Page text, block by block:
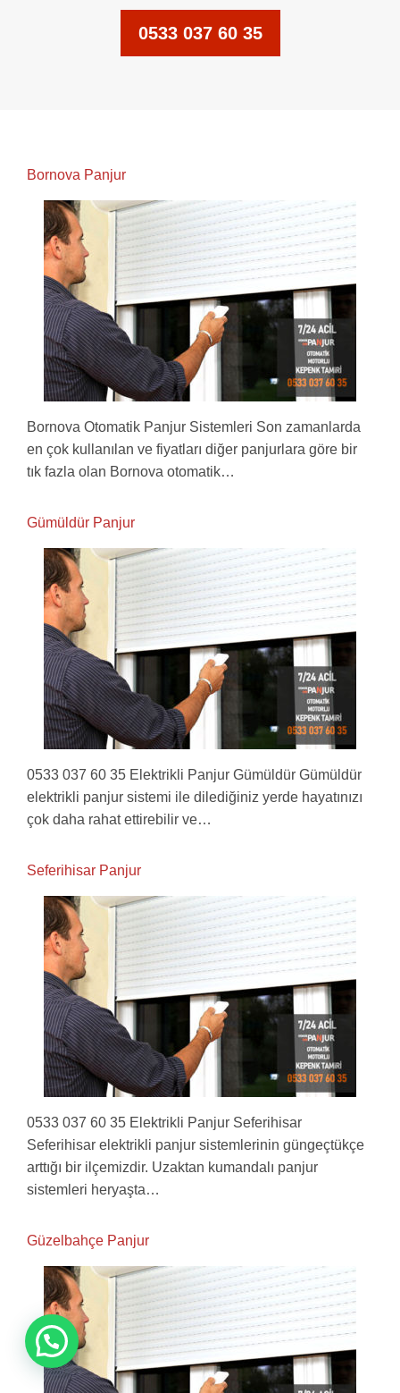
0533 037 60 35
Bornova Panjur
Bornova Otomatik Panjur Sistemleri Son zamanlarda
en çok kullanılan ve fiyatları diğer panjurlara göre bir
tık fazla olan Bornova otomatik…
Gümüldür Panjur
0533 037 60 35 Elektrikli Panjur Gümüldür Gümüldür
elektrikli panjur sistemi ile dilediğiniz yerde hayatınızı
çok daha rahat ettirebilir ve…
Seferihisar Panjur
0533 037 60 35 Elektrikli Panjur Seferihisar
Seferihisar elektrikli panjur sistemlerinin güngeçtükçe
arttığı bir ilçemizdir. Uzaktan kumandalı panjur
sistemleri heryaşta…
Güzelbahçe Panjur